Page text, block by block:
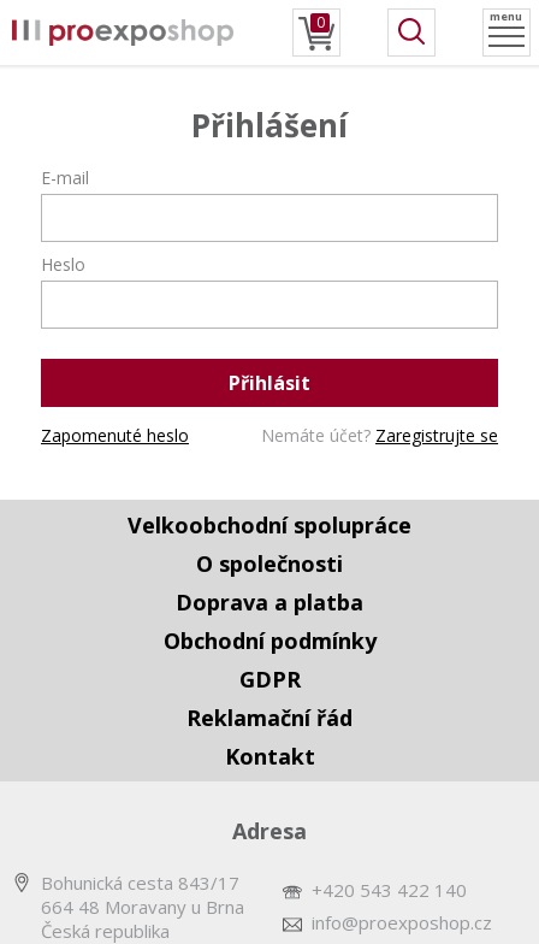
0 menu
Přihlášení
E-mail
Heslo
Přihlásit
Zapomenuté heslo Nemáte účet? Zaregistrujte se
Velkoobchodní spolupráce
O společnosti
Doprava a platba
Obchodní podmínky
GDPR
Reklamační řád
Kontakt
Adresa
Bohunická cesta 843/17
664 48 Moravany u Brna
Česká republika
+420 543 422 140
info@proexposhop.cz